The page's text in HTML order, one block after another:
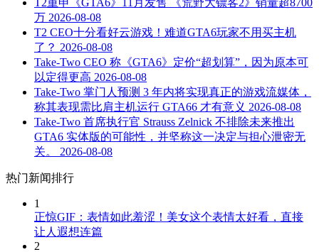
万 2026-08-08
T2 CEO十分看好云游戏！难道GTA6玩家不用买主机
了？ 2026-08-08
Take-Two CEO 称《GTA6》定价“超划算”，因为原本可
以定得更高 2026-08-08
Take-Two 掌门人预测 3 年内将实现真正的游戏流媒体，
称其表现需比肩主机运行 GTA66 才有意义 2026-08-08
Take-Two 首席执行官 Strauss Zelnick 不排除未来推出
GTA6 实体版的可能性，并坚称这一决定与担心泄密无
关。
2026-08-08
热门新闻排行
1
正惊GIF：表情如此羞涩！美女这个表情太好看，直接
让人遐想连篇
2